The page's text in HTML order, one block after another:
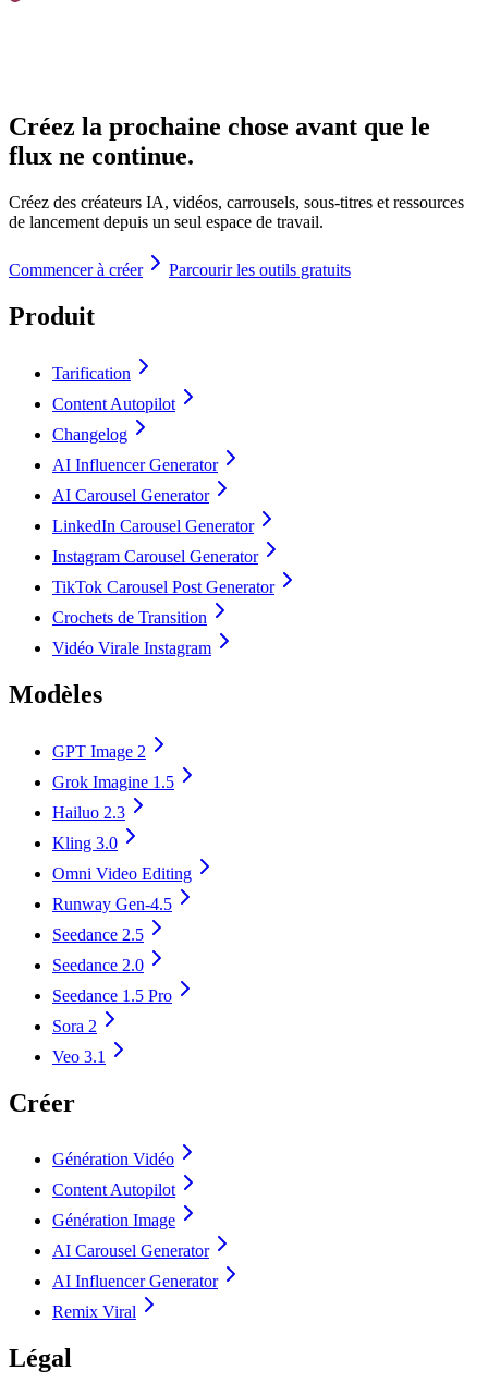
Créez la prochaine chose avant que le
flux ne continue.
Créez des créateurs IA, vidéos, carrousels, sous-titres et ressources
de lancement depuis un seul espace de travail.
Commencer à créer Parcourir les outils gratuits
Produit
Tarification
Content Autopilot
Changelog
AI Influencer Generator
AI Carousel Generator
LinkedIn Carousel Generator
Instagram Carousel Generator
TikTok Carousel Post Generator
Crochets de Transition
Vidéo Virale Instagram
Modèles
GPT Image 2
Grok Imagine 1.5
Hailuo 2.3
Kling 3.0
Omni Video Editing
Runway Gen-4.5
Seedance 2.5
Seedance 2.0
Seedance 1.5 Pro
Sora 2
Veo 3.1
Créer
Génération Vidéo
Content Autopilot
Génération Image
AI Carousel Generator
AI Influencer Generator
Remix Viral
Légal